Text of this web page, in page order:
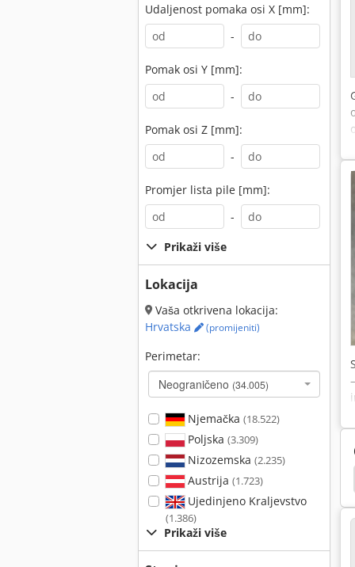
Udaljenost pomaka osi X [mm]:
-
Pomak osi Y [mm]:
-
Pomak osi Z [mm]:
-
Promjer lista pile [mm]:
-
Prikaži više
Lokacija
Vaša otkrivena lokacija:
Hrvatska
(promijeniti)
Perimetar:
Neograničeno (34.005)
Njemačka (18.522)
Poljska (3.309)
Nizozemska (2.235)
Austrija (1.723)
Ujedinjeno Kraljevstvo
(1.386)
Prikaži više
List Pile Brusilice Za Brušenje